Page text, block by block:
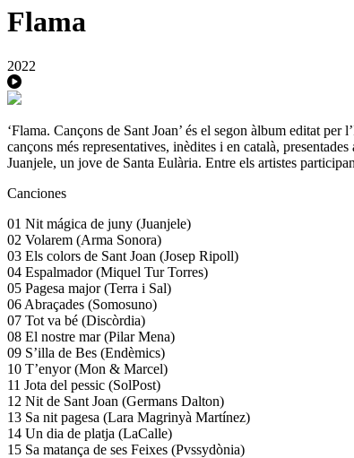
Flama
2022
‘Flama. Cançons de Sant Joan’ és el segon àlbum editat
cançons més representatives, inèdites i en català,
Juanjele, un jove de Santa Eulària. Entre els artistes
Canciones
01 Nit mágica de juny (Juanjele)
02 Volarem (Arma Sonora)
03 Els colors de Sant Joan (Josep Ripoll)
04 Espalmador (Miquel Tur Torres)
05 Pagesa major (Terra i Sal)
06 Abraçades (Somosuno)
07 Tot va bé (Discòrdia)
08 El nostre mar (Pilar Mena)
09 S’illa de Bes (Endèmics)
10 T’enyor (Mon & Marcel)
11 Jota del pessic (SolPost)
12 Nit de Sant Joan (Germans Dalton)
13 Sa nit pagesa (Lara Magrinyà Martínez)
14 Un dia de platja (LaCalle)
15 Sa matança de ses Feixes (Pvssydònia)